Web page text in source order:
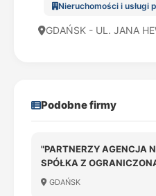
Nieruchomości i usługi
GDAŃSK - UL. JANA
Podobne firmy
"PARTNERZY AGENCJA
SPÓŁKA Z
GDAŃSK